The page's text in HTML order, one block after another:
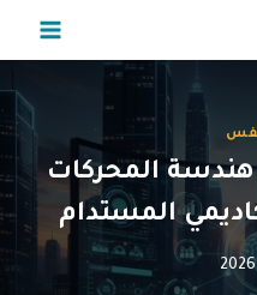
هندسة المحركات
المستدام